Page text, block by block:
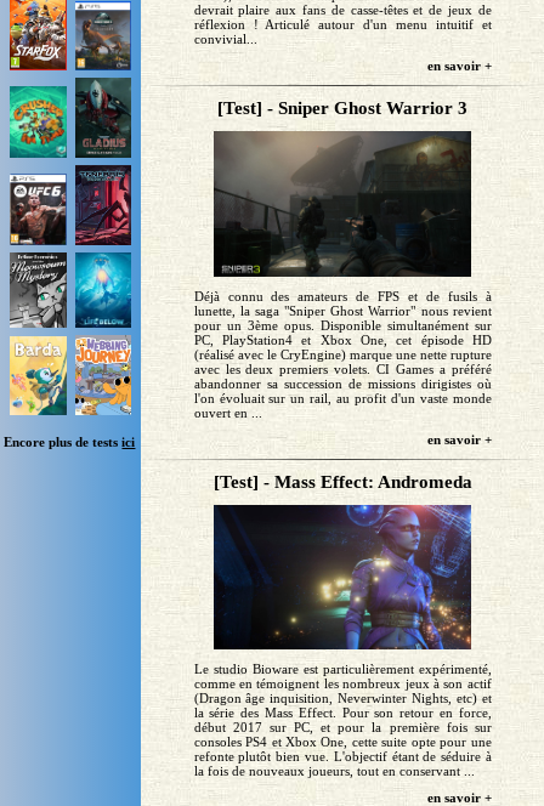
Encore plus de testsici
devrait plaire aux fans de casse-têtes et de jeux de
réflexion ! Articulé autour d'un menu intuitif et
convivial...
en savoir +
[Test] - Sniper Ghost Warrior 3
Déjà connu des amateurs de FPS et de fusils à
lunette, la saga "Sniper Ghost Warrior" nous revient
pour un 3ème opus. Disponible simultanément sur
PC, PlayStation4 et Xbox One, cet épisode HD
(réalisé avec le CryEngine) marque une nette rupture
avec les deux premiers volets. CI Games a préféré
abandonner sa succession de missions dirigistes où
l'on évoluait sur un rail, au profit d'un vaste monde
ouvert en ...
en savoir +
[Test] - Mass Effect: Andromeda
Le studio Bioware est particulièrement expérimenté,
comme en témoignent les nombreux jeux à son actif
(Dragon âge inquisition, Neverwinter Nights, etc) et
la série des Mass Effect. Pour son retour en force,
début 2017 sur PC, et pour la première fois sur
consoles PS4 et Xbox One, cette suite opte pour une
refonte plutôt bien vue. L'objectif étant de séduire à
la fois de nouveaux joueurs, tout en conservant ...
en savoir +